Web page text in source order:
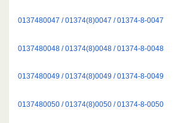
0137480047 / 01374(8)0047 / 01374-8-0047
0137480048 / 01374(8)0048 / 01374-8-0048
0137480049 / 01374(8)0049 / 01374-8-0049
0137480050 / 01374(8)0050 / 01374-8-0050